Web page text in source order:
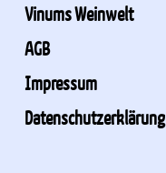
Vinums Weinwelt
AGB
Impressum
Datenschutzerklärung